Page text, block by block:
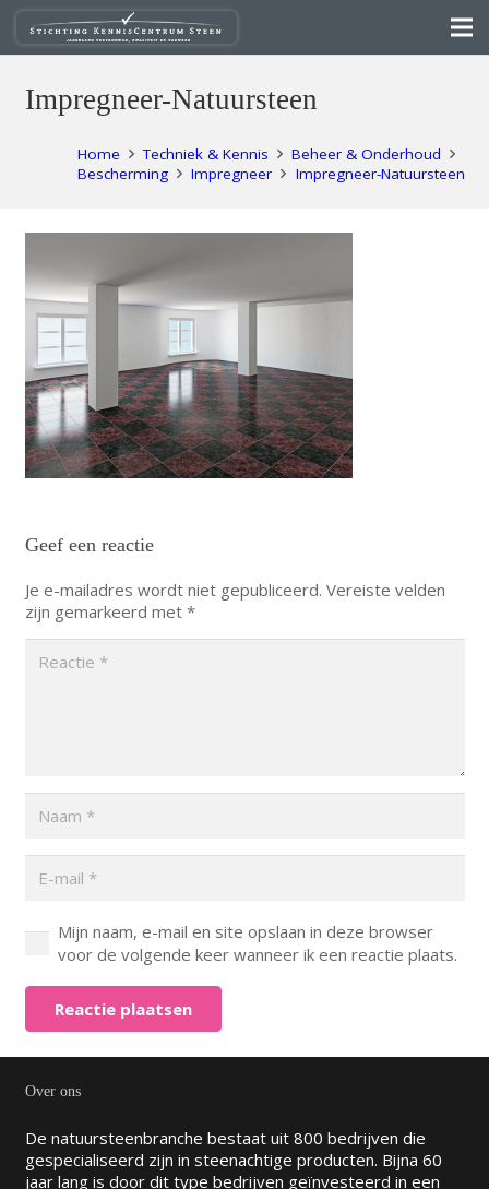
Impregneer-Natuursteen
Home Techniek & Kennis
Beheer & Onderhoud
Bescherming
Impregneer Impregneer-Natuursteen
Geef een reactie
Je e-mailadres wordt niet gepubliceerd. Vereiste velden
zijn gemarkeerd met *
Mijn naam, e-mail en site opslaan in deze browser
voor de volgende keer wanneer ik een reactie plaats.
Reactie plaatsen
Over ons
De natuursteenbranche bestaat uit 800 bedrijven die
gespecialiseerd zijn in steenachtige producten. Bijna 60
jaar lang is door dit type bedrijven geïnvesteerd in een